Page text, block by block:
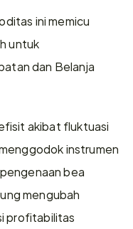
ini memicu
untuk
dan Belanja
akibat fluktuasi
instrumen
bea
mengubah
profitabilitas